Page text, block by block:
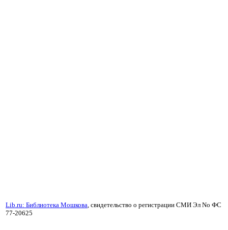
Lib.ru: Библиотека Мошкова, свидетельство о регистрации СМИ Эл No ФС
77-20625